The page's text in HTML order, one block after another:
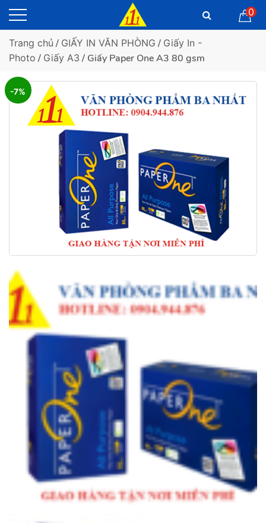
0
Trang chủ / GIẤY IN VĂN PHÒNG / Giấy In -
Photo / Giấy A3 / Giấy Paper One A3 80 gsm
-7%